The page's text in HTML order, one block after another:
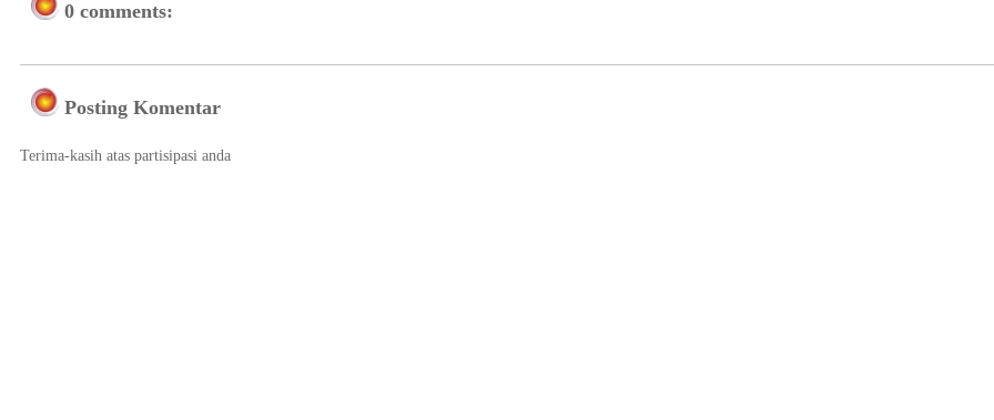
0 comments:
Posting Komentar
Terima-kasih atas partisipasi anda